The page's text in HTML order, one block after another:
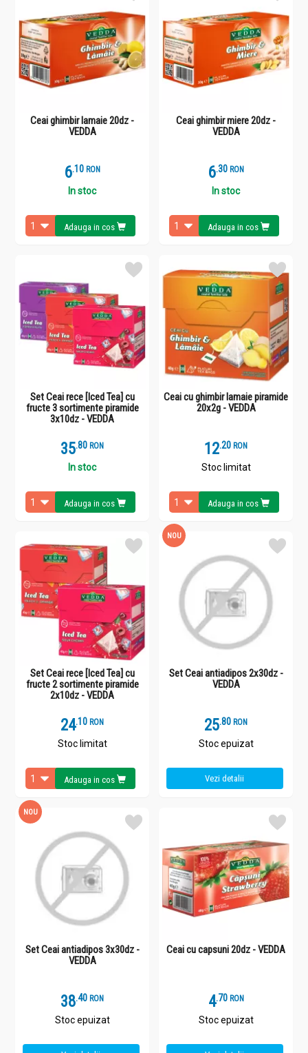
Ceai ghimbir lamaie 20dz -
VEDDA
6.1 RON
In stoc
Adauga in cos
Ceai ghimbir miere 20dz -
VEDDA
6.3 RON
In stoc
Adauga in cos
Set Ceai rece [Iced Tea] cu
fructe 3 sortimente piramide
3x10dz - VEDDA
35.8 RON
In stoc
Adauga in cos
Ceai cu ghimbir lamaie piramide
20x2g - VEDDA
12.2 RON
Stoc limitat
Adauga in cos
Set Ceai rece [Iced Tea] cu
fructe 2 sortimente piramide
2x10dz - VEDDA
24.1 RON
Stoc limitat
Adauga in cos
NOU
Set Ceai antiadipos 2x30dz -
VEDDA
25.8 RON
Stoc epuizat
Vezi detalii
NOU
Set Ceai antiadipos 3x30dz -
VEDDA
38.4 RON
Stoc epuizat
Ceai cu capsuni 20dz - VEDDA
4.7 RON
Stoc epuizat